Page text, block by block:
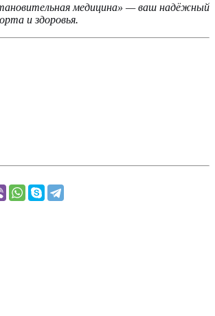
медицина» — ваш надёжный
и здоровья.